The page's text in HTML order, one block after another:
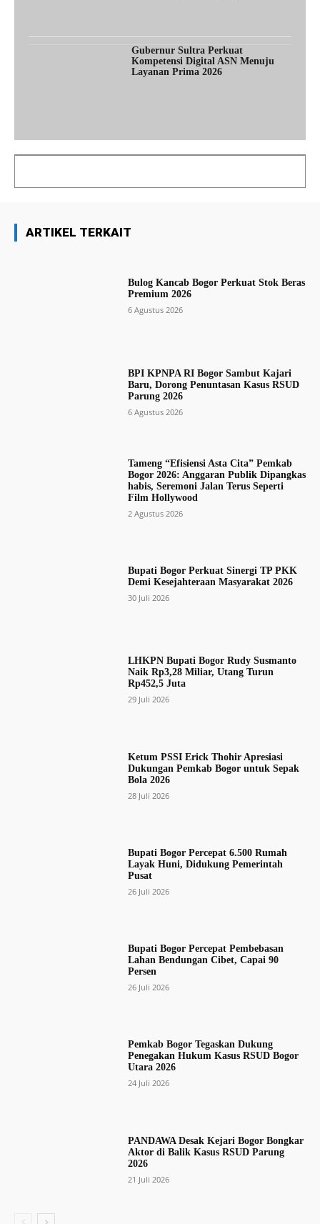
Gubernur Sultra Perkuat
Kompetensi Digital ASN Menuju
Layanan Prima 2026
ARTIKEL TERKAIT
Bulog Kancab Bogor Perkuat Stok Beras
Premium 2026
6 Agustus 2026
BPI KPNPA RI Bogor Sambut Kajari
Baru, Dorong Penuntasan Kasus RSUD
Parung 2026
6 Agustus 2026
Tameng “Efisiensi Asta Cita” Pemkab
Bogor 2026: Anggaran Publik Dipangkas
habis, Seremoni Jalan Terus Seperti
Film Hollywood
2 Agustus 2026
Bupati Bogor Perkuat Sinergi TP PKK
Demi Kesejahteraan Masyarakat 2026
30 Juli 2026
LHKPN Bupati Bogor Rudy Susmanto
Naik Rp3,28 Miliar, Utang Turun
Rp452,5 Juta
29 Juli 2026
Ketum PSSI Erick Thohir Apresiasi
Dukungan Pemkab Bogor untuk Sepak
Bola 2026
28 Juli 2026
Bupati Bogor Percepat 6.500 Rumah
Layak Huni, Didukung Pemerintah
Pusat
26 Juli 2026
Bupati Bogor Percepat Pembebasan
Lahan Bendungan Cibet, Capai 90
Persen
26 Juli 2026
Pemkab Bogor Tegaskan Dukung
Penegakan Hukum Kasus RSUD Bogor
Utara 2026
24 Juli 2026
PANDAWA Desak Kejari Bogor Bongkar
Aktor di Balik Kasus RSUD Parung
2026
21 Juli 2026